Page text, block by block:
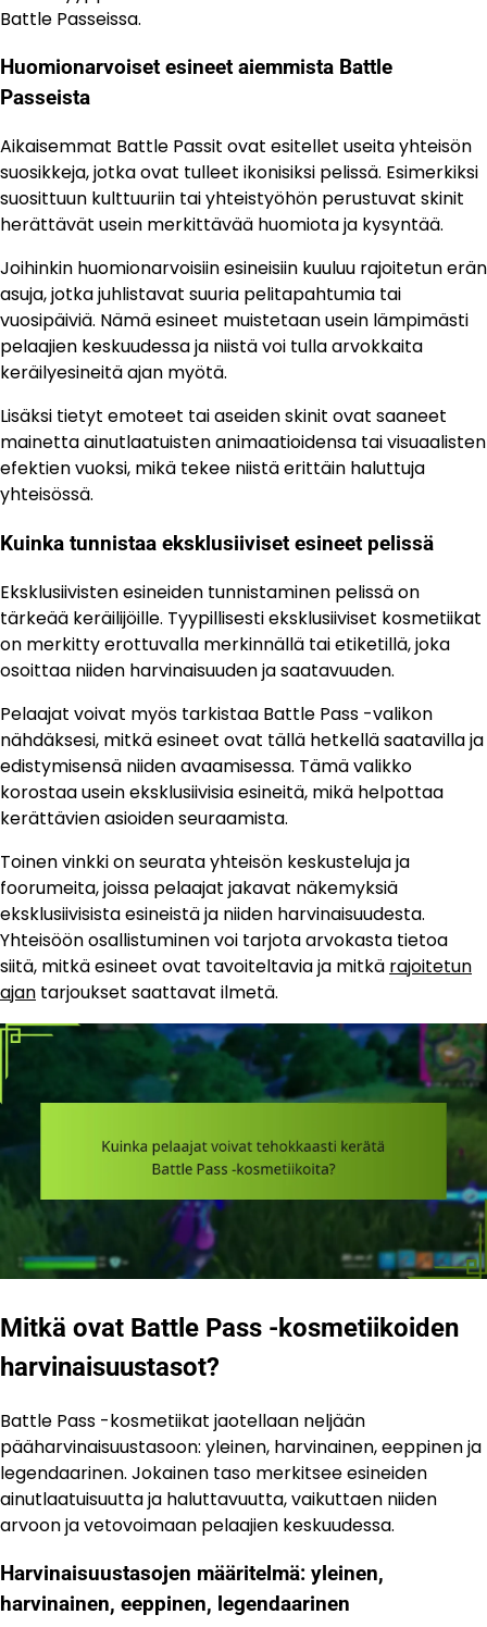
Battle Passeissa.
Huomionarvoiset esineet aiemmista Battle
Passeista
Aikaisemmat Battle Passit ovat esitellet useita yhteisön
suosikkeja, jotka ovat tulleet ikonisiksi pelissä. Esimerkiksi
suosittuun kulttuuriin tai yhteistyöhön perustuvat skinit
herättävät usein merkittävää huomiota ja kysyntää.
Joihinkin huomionarvoisiin esineisiin kuuluu rajoitetun erän
asuja, jotka juhlistavat suuria pelitapahtumia tai
vuosipäiviä. Nämä esineet muistetaan usein lämpimästi
pelaajien keskuudessa ja niistä voi tulla arvokkaita
keräilyesineitä ajan myötä.
Lisäksi tietyt emoteet tai aseiden skinit ovat saaneet
mainetta ainutlaatuisten animaatioidensa tai visuaalisten
efektien vuoksi, mikä tekee niistä erittäin haluttuja
yhteisössä.
Kuinka tunnistaa eksklusiiviset esineet pelissä
Eksklusiivisten esineiden tunnistaminen pelissä on
tärkeää keräilijöille. Tyypillisesti eksklusiiviset kosmetiikat
on merkitty erottuvalla merkinnällä tai etiketillä, joka
osoittaa niiden harvinaisuuden ja saatavuuden.
Pelaajat voivat myös tarkistaa Battle Pass -valikon
nähdäksesi, mitkä esineet ovat tällä hetkellä saatavilla ja
edistymisensä niiden avaamisessa. Tämä valikko
korostaa usein eksklusiivisia esineitä, mikä helpottaa
kerättävien asioiden seuraamista.
Toinen vinkki on seurata yhteisön keskusteluja ja
foorumeita, joissa pelaajat jakavat näkemyksiä
eksklusiivisista esineistä ja niiden harvinaisuudesta.
Yhteisöön osallistuminen voi tarjota arvokasta tietoa
siitä, mitkä esineet ovat tavoiteltavia ja mitkä rajoitetun
ajan tarjoukset saattavat ilmetä.
Mitkä ovat Battle Pass -kosmetiikoiden
harvinaisuustasot?
Battle Pass -kosmetiikat jaotellaan neljään
pääharvinaisuustasoon: yleinen, harvinainen, eeppinen ja
legendaarinen. Jokainen taso merkitsee esineiden
ainutlaatuisuutta ja haluttavuutta, vaikuttaen niiden
arvoon ja vetovoimaan pelaajien keskuudessa.
Harvinaisuustasojen määritelmä: yleinen,
harvinainen, eeppinen, legendaarinen